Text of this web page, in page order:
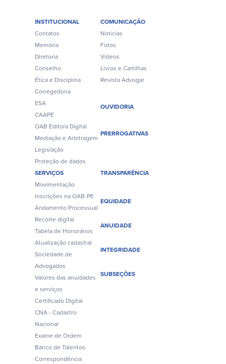
INSTITUCIONAL
Contatos
Memória
Diretoria
Conselho
Ética e Disciplina
Corregedoria
ESA
CAAPE
OAB Editora Digital
Mediação e Arbitragem
Legislação
Proteção de dados
COMUNICAÇÃO
Notícias
Fotos
Vídeos
Livros e Cartilhas
Revista Advogar
OUVIDORIA
PRERROGATIVAS
SERVIÇOS
Movimentação
Inscrições na OAB-PE
Andamento Processual
Recorte digital
Tabela de Honorários
Atualização cadastral
Sociedade de
Advogados
Valores das anuidades
e serviços
Certificado Digital
CNA - Cadastro
Nacional
Exame de Ordem
Banco de Talentos
Correspondência
TRANSPARÊNCIA
EQUIDADE
ANUIDADE
INTEGRIDADE
SUBSEÇÕES